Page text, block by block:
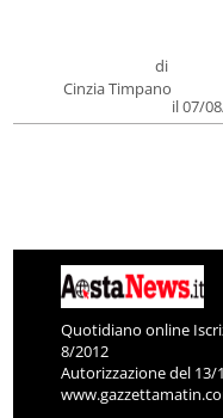
di
Cinzia Timpano
il 07/
Quotidiano online
8/2012
Autorizzazione del 13/